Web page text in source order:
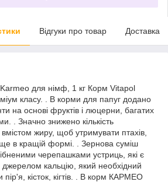
Відгуки про товар Доставка
для німф, 1 кг Корм Vitapol
класу. . В корми для папуг додано
на основі фруктів і люцерни, багатих
. Значно знижено кількість
вмістом жиру, щоб утримувати птахів,
в кращій формі. . Зернова суміш
черепашками устриць, які є
кальцію, який необхідний
кісток, кігтів. . В корм КАРМЕО